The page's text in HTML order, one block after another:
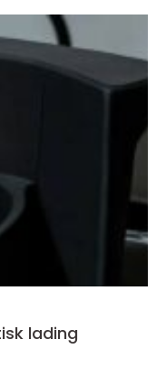
lading